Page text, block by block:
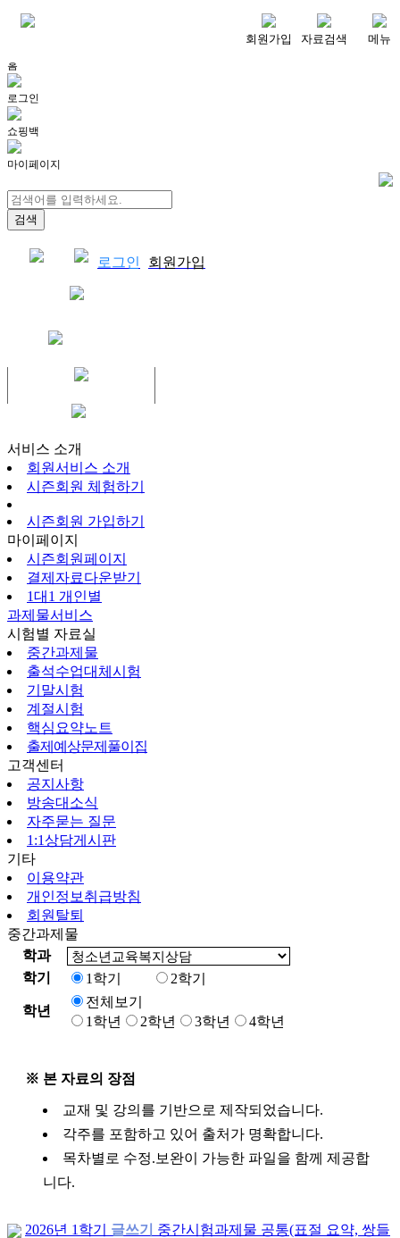
회원가입 자료검색 메뉴
홈
로그인
쇼핑백
마이페이지
로그인 회원가입
서비스 소개
회원서비스 소개
시즌회원 체험하기
시즌회원 가입하기
마이페이지
시즌회원페이지
결제자료다운받기
1대1 개인별
과제물서비스
시험별 자료실
중간과제물
출석수업대체시험
기말시험
계절시험
핵심요약노트
출제예상문제풀이집
고객센터
공지사항
방송대소식
자주묻는 질문
1:1상담게시판
기타
이용약관
개인정보취급방침
회원탈퇴
중간과제물
학과
학기
1학기 2학기
학년
전체보기
1학년
2학년 3학년 4학년
※ 본 자료의 장점
교재 및 강의를 기반으로 제작되었습니다.
각주를 포함하고 있어 출처가 명확합니다.
목차별로 수정.보완이 가능한 파일을 함께 제공합
니다.
2026년 1학기 글쓰기 중간시험과제물 공통(표절 요약, 쌍들